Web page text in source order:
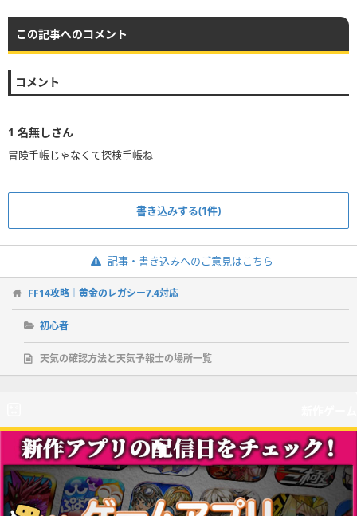
この記事へのコメント
コメント
1 名無しさん
冒険手帳じゃなくて探検手帳ね
書き込みする(1件)
記事・書き込みへのご意見はこちら
FF14攻略｜黄金のレガシー7.4対応
初心者
天気の確認方法と天気予報士の場所一覧